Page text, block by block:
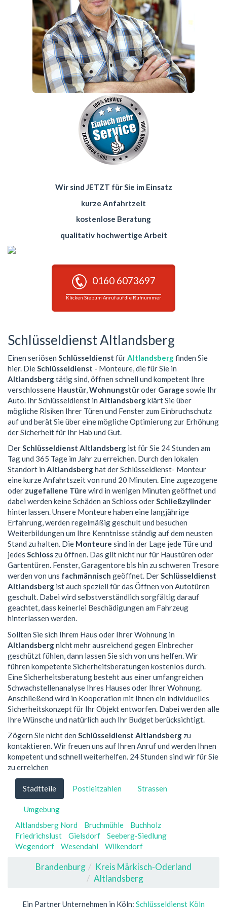
Wir sind JETZT für Sie im Einsatz
kurze Anfahrtzeit
kostenlose Beratung
qualitativ hochwertige Arbeit
0160 6073697
Klicken Sie zum Anruf auf die Rufnummer
Schlüsseldienst Altlandsberg
Einen seriösen Schlüsseldienst fürAltlandsbergfinden Sie
hier. DieSchlüsseldienst - Monteure, die für Sie in
Altlandsbergtätig sind, öffnen schnell und kompetent Ihre
verschlossene Haustür,Wohnungstüroder Garage sowie Ihr
Auto. Ihr Schlüsseldienst in Altlandsbergklärt Sie über
mögliche Risiken Ihrer Türen und Fenster zum Einbruchschutz
auf und berät Sie über eine mögliche Optimierung zur Erhöhung
der Sicherheit für Ihr Hab und Gut.
DerSchlüsseldienst Altlandsberg ist für Sie 24 Stunden am
Tag und 365 Tage im Jahr zu erreichen. Durch den lokalen
Standort in Altlandsberghat der Schlüsseldienst- Monteur
eine kurze Anfahrtszeit von rund 20 Minuten. Eine zugezogene
oder zugefallene Türe wird in wenigen Minuten geöffnet und
dabei werden keine Schäden an Schloss oderSchließzylinder
hinterlassen. Unsere Monteure haben eine langjährige
Erfahrung, werden regelmäßig geschult und besuchen
Weiterbildungen um Ihre Kenntnisse ständig auf dem neusten
Stand zu halten. Die Monteure sind in der Lage jede Türe und
jedes Schloss zu öffnen. Das gilt nicht nur für Haustüren oder
Gartentüren. Fenster, Garagentore bis hin zu schweren Tresore
werden von uns fachmännisch geöffnet. DerSchlüsseldienst
Altlandsberg ist auch speziell für das Öffnen von Autotüren
geschult. Dabei wird selbstverständlich sorgfältig darauf
geachtet, dass keinerlei Beschädigungen am Fahrzeug
hinterlassen werden.
Sollten Sie sich Ihrem Haus oder Ihrer Wohnung in
Altlandsbergnicht mehr ausreichend gegen Einbrecher
geschützt fühlen, dann lassen Sie sich von uns helfen. Wir
führen kompetente Sicherheitsberatungen kostenlos durch.
Eine Sicherheitsberatung besteht aus einer umfangreichen
Schwachstellenanalyse Ihres Hauses oder Ihrer Wohnung.
Anschließend wird in Kooperation mit Ihnen ein individuelles
Sicherheitskonzept für Ihr Objekt entworfen. Dabei werden alle
Ihre Wünsche und natürlich auch Ihr Budget berücksichtigt.
Zögern Sie nicht den Schlüsseldienst Altlandsberg zu
kontaktieren. Wir freuen uns auf Ihren Anruf und werden Ihnen
kompetent und schnell weiterhelfen. 24 Stunden sind wir für Sie
zu erreichen
Stadtteile Postleitzahlen Strassen
Umgebung
Altlandsberg Nord
Bruchmühle
Buchholz
Friedrichslust
Gielsdorf
Seeberg-Siedlung
Wegendorf
Wesendahl Wilkendorf
Brandenburg
Kreis Märkisch-Oderland
Altlandsberg
Ein Partner Unternehmen in Köln: Schlüsseldienst Köln